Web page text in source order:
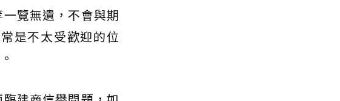
覽無遺，不會與期
是不太受歡迎的位